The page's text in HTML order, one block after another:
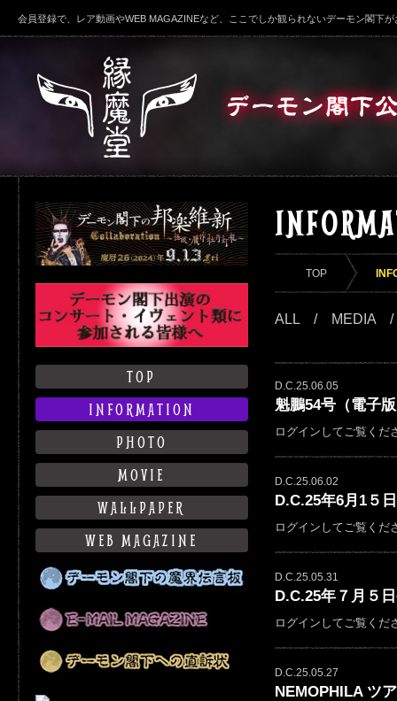
会員登録で、レア動画やWEB MAGAZINEなど、ここでしか観られないデーモン閣下
TOP
INFORMATION
PHOTO
MOVIE
WALLPAPER
WEB MAGAZINE
TOP
ALL / MEDIA
D.C.25.06.05
魁鵬54号（電子
ログインしてご覧くだ
D.C.25.06.02
D.C.25年6月1５
ログインしてご覧くだ
D.C.25.05.31
D.C.25年７月５
ログインしてご覧くだ
D.C.25.05.27
NEMOPHILA ツ